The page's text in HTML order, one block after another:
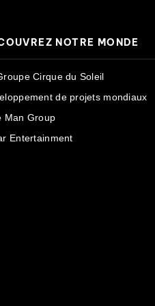
NOTRE MONDE
Cirque du Soleil
de projets mondiaux
Man Group
Entertainment